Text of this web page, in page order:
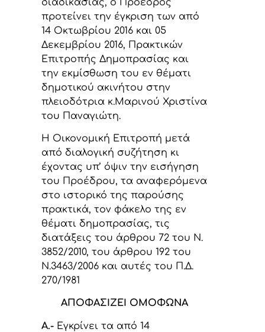
προτείνει την έγκριση των από
14 Οκτωβρίου 2016 και 05
Δεκεμβρίου 2016, Πρακτικών
Επιτροπής Δημοπρασίας και
την εκμίσθωση του εν θέματι
δημοτικού ακινήτου στην
πλειοδότρια κ.Μαρινού Χριστίνα
του Παναγιώτη.
Η Οικονομική Επιτροπή μετά
από διαλογική συζήτηση κι
έχοντας υπ’ όψιν την εισήγηση
του Προέδρου, τα αναφερόμενα
στο ιστορικό της παρούσης
πρακτικά, τον φάκελο της εν
θέματι δημοπρασίας, τις
διατάξεις του άρθρου 72 του Ν.
3852/2010, του άρθρου 192 του
Ν.3463/2006 και αυτές του Π.Δ.
270/1981
ΑΠΟΦΑΣΙΖΕΙ ΟΜΟΦΩΝΑ
Α.- Εγκρίνει τα από 14